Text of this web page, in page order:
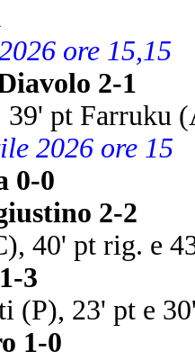
ore 15,15
2-1
pt Farruku
2026 ore 15
0-0
2-2
40' pt rig. e
3
(P), 23' pt e
1-0